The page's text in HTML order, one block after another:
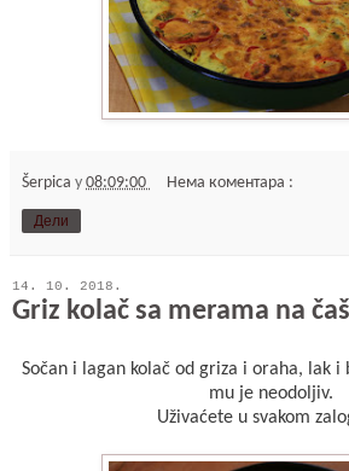
Šerpica у 08:09:00 Нема коментара :
Дели
14. 10. 2018.
Griz kolač sa merama na
Sočan i lagan kolač od griza i oraha, lak i
mu je neodoljiv.
Uživaćete u svakom